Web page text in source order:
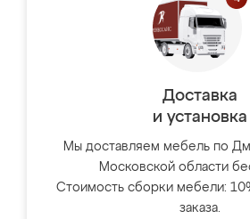
Доставка
и установка
Мы доставляем мебель по
Московской области
Стоимость сборки мебели:
заказа.